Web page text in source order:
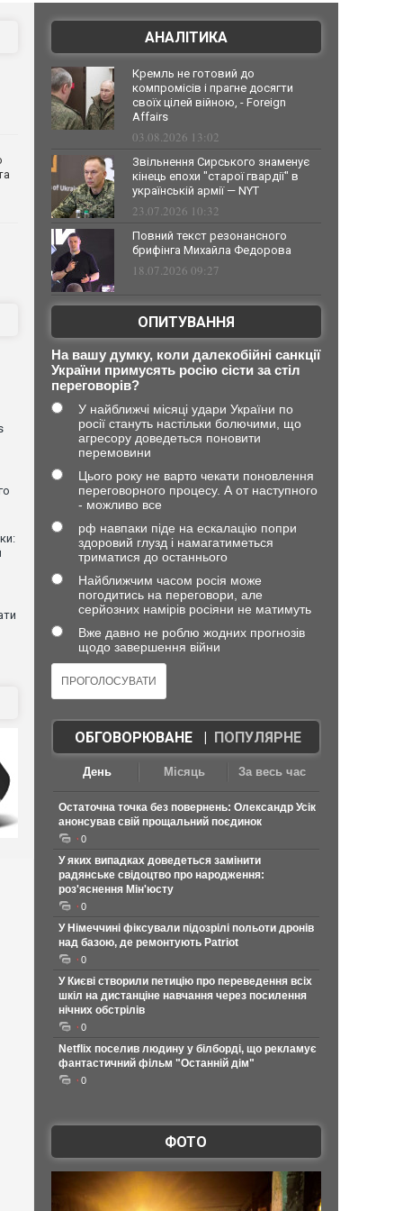
АНАЛІТИКА
Кремль не готовий до
компромісів і прагне досягти
своїх цілей війною, - Foreign
Affairs
03.08.2026 13:02
Звільнення Сирського знаменує
кінець епохи "старої гвардії" в
українській армії — NYT
23.07.2026 10:32
Повний текст резонансного
брифінга Михайла Федорова
18.07.2026 09:27
ОПИТУВАННЯ
На вашу думку, коли далекобійні санкції
України примусять росію сісти за стіл
переговорів?
У найближчі місяці удари України по
росії стануть настільки болючими, що
агресору доведеться поновити
перемовини
Цього року не варто чекати поновлення
переговорного процесу. А от наступного
- можливо все
рф навпаки піде на ескалацію попри
здоровий глузд і намагатиметься
триматися до останнього
Найближчим часом росія може
погодитись на переговори, але
серйозних намірів росіяни не матимуть
Вже давно не роблю жодних прогнозів
щодо завершення війни
ОБГОВОРЮВАНЕ| ПОПУЛЯРНЕ
День Місяць За весь час
Остаточна точка без повернень: Олександр Усік
анонсував свій прощальний поєдинок
0
У яких випадках доведеться замінити
радянське свідоцтво про народження:
роз'яснення Мін'юсту
0
У Німеччині фіксували підозрілі польоти дронів
над базою, де ремонтують Patriot
0
У Києві створили петицію про переведення всіх
шкіл на дистанціне навчання через посилення
нічних обстрілів
0
Netflix поселив людину у білборді, що рекламує
фантастичний фільм "Останній дім"
0
ФОТО